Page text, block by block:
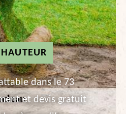
dans le 73
et devis gratuit